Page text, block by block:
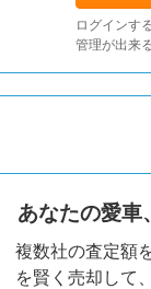
ログインす
管理が出来
あなたの愛車
複数社の査定額
を賢く売却して